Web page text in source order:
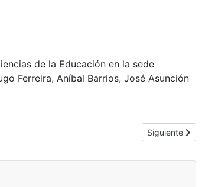
de la Educación en la sede
Ferreira, Aníbal Barrios, José Asunción
Artículo
Siguiente